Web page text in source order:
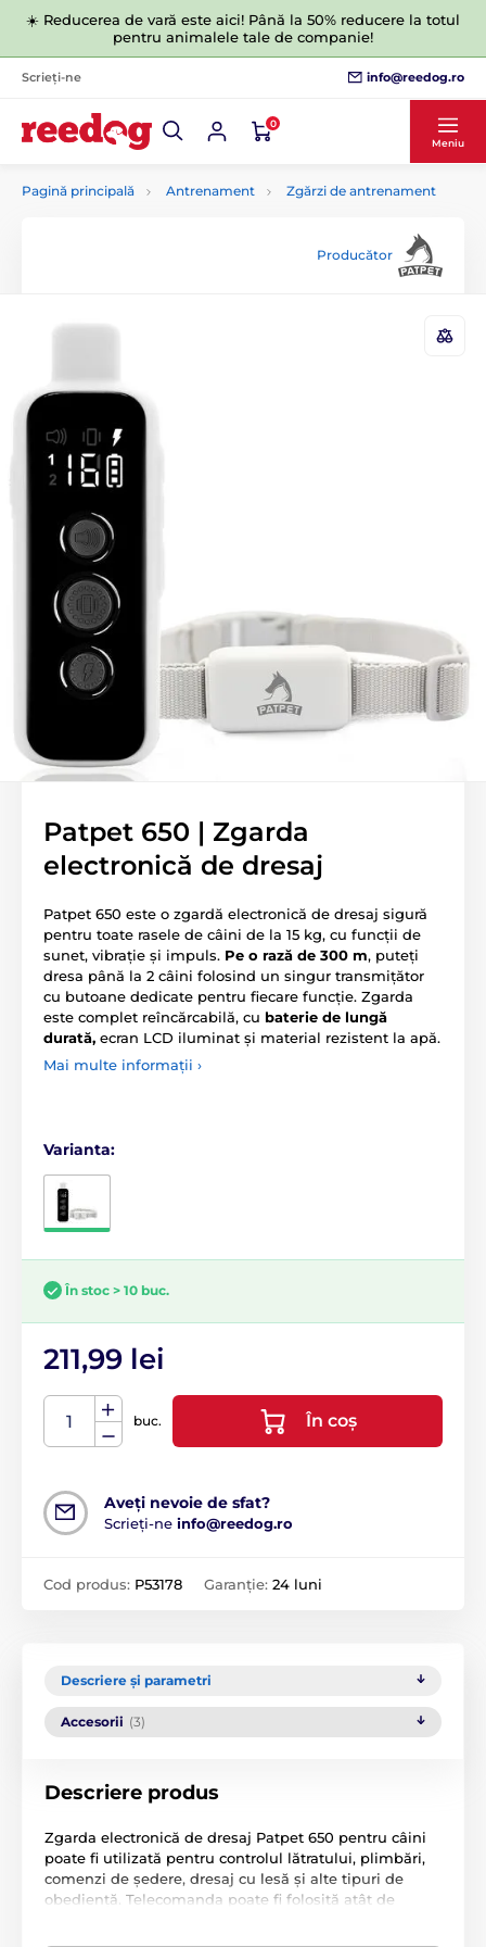
☀️ Reducerea de vară este aici! Până la 50% reducere la totul
pentru animalele tale de companie!
Scrieți-ne info@reedog.ro
0
Meniu
Pagină principală Antrenament Zgărzi de antrenament
Producător
Patpet 650 | Zgarda
electronică de dresaj
Patpet 650 este o zgardă electronică de dresaj sigură
pentru toate rasele de câini de la 15 kg, cu funcții de
sunet, vibrație și impuls. Pe o rază de 300 m, puteți
dresa până la 2 câini folosind un singur transmițător
cu butoane dedicate pentru fiecare funcție. Zgarda
este complet reîncărcabilă, cu baterie de lungă
durată, ecran LCD iluminat și material rezistent la apă.
Mai multe informații ›
Varianta:
În stoc > 10 buc.
211,99 lei
buc. În coș
Aveți nevoie de sfat?
Scrieți-ne info@reedog.ro
Cod produs: P53178 Garanție: 24 luni
Descriere și parametri
Accesorii (3)
Descriere produs
Zgarda electronică de dresaj Patpet 650 pentru câini
poate fi utilizată pentru controlul lătratului, plimbări,
comenzi de ședere, dresaj cu lesă și alte tipuri de
obediență. Telecomanda poate fi folosită atât de